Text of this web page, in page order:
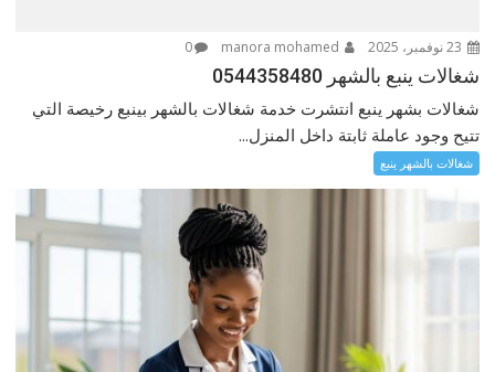
0
شغالات ينبع بالشهر 0544358480
شغالات بشهر ينبع انتشرت خدمة شغالات بالشهر بينبع رخيصة التي
تتيح وجود عاملة ثابتة داخل المنزل...
شغالات بالشهر ينبع